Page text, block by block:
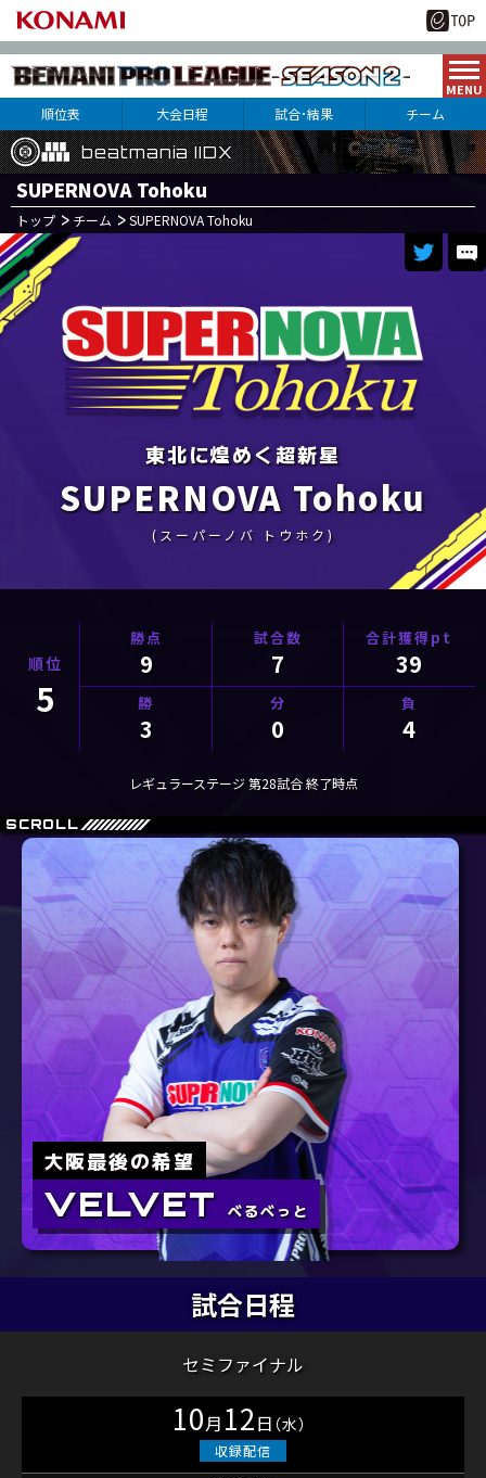
順位表 大会日程 試合･結果
beatmania IIDX
10月15日(土)
チーム
beatmania IIDX
beatmania IIDX
SUPERNOVA Tohoku
トップ チーム SUPERNOVA Tohoku
東北に煌めく超新星
SUPERNOVA Tohoku
(スーパーノバ トウホク)
5
9 7
3 0 4
39
レギュラーステージ 第28試合 終了時点
試合日程
セミファイナル
10月 12日（水）